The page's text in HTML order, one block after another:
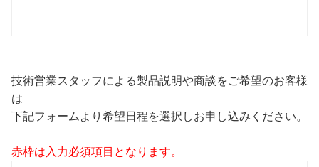
技術営業スタッフによる製品説明や商談をご希望のお客様
は
下記フォームより希望日程を選択しお申し込みください。
赤枠は入力必須項目となります。